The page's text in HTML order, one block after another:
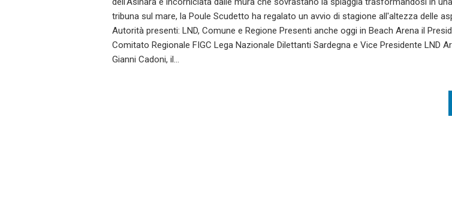
tribuna sul mare, la Poule Scudetto ha regalato un avvio di stagione all'altezza delle
Autorità presenti: LND, Comune e Regione Presenti anche oggi in Beach Arena il
Comitato Regionale FIGC Lega Nazionale Dilettanti Sardegna e Vice Presidente LND
Gianni Cadoni, il…